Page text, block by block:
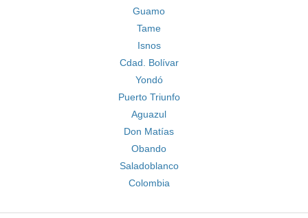
Guamo
Tame
Isnos
Cdad. Bolívar
Yondó
Puerto Triunfo
Aguazul
Don Matías
Obando
Saladoblanco
Colombia